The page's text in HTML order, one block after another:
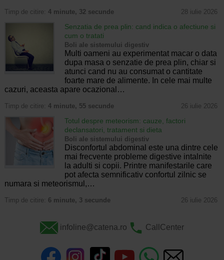
Timp de citire: 4 minute, 32 secunde 28 iulie 2026
Senzatia de prea plin: cand indica o afectiune si
cum o tratati
Boli ale sistemului digestiv
Multi oameni au experimentat macar o data
dupa masa o senzatie de prea plin, chiar si
atunci cand nu au consumat o cantitate
foarte mare de alimente. In cele mai multe
cazuri, aceasta apare ocazional…
Timp de citire: 4 minute, 55 secunde 26 iulie 2026
Totul despre meteorism: cauze, factori
declansatori, tratament si dieta
Boli ale sistemului digestiv
Disconfortul abdominal este una dintre cele
mai frecvente probleme digestive intalnite
la adulti si copii. Printre manifestarile care
pot afecta semnificativ confortul zilnic se
numara si meteorismul,…
Timp de citire: 6 minute, 3 secunde 26 iulie 2026
infoline@catena.ro CallCenter